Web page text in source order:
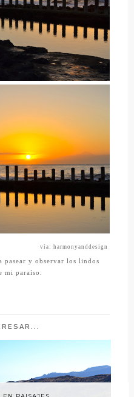
vía: harmonyanddesign
pasear y observar los lindos
mi paraíso.